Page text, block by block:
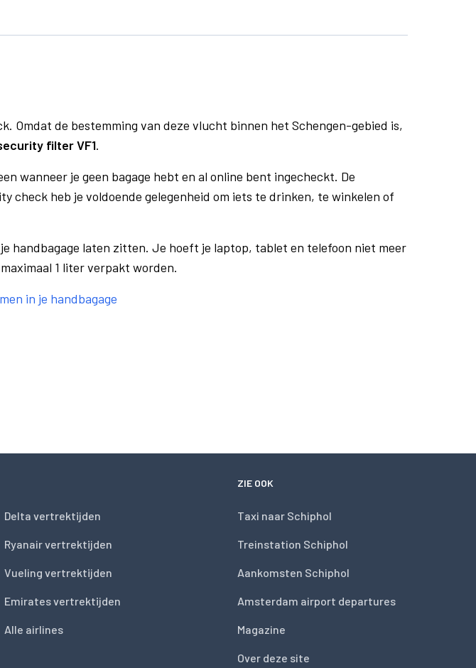
Omdat de bestemming van deze vlucht binnen het Schengen-gebied is,
filter VF1.
wanneer je geen bagage hebt en al online bent ingecheckt. De
heb je voldoende gelegenheid om iets te drinken, te winkelen of
handbagage laten zitten. Je hoeft je laptop, tablet en telefoon niet meer
1 liter verpakt worden.
in je handbagage
Delta vertrektijden
Ryanair vertrektijden
Vueling vertrektijden
Emirates vertrektijden
Alle airlines
ZIE OOK
Taxi naar Schiphol
Treinstation Schiphol
Aankomsten Schiphol
Amsterdam airport departures
Magazine
Over deze site